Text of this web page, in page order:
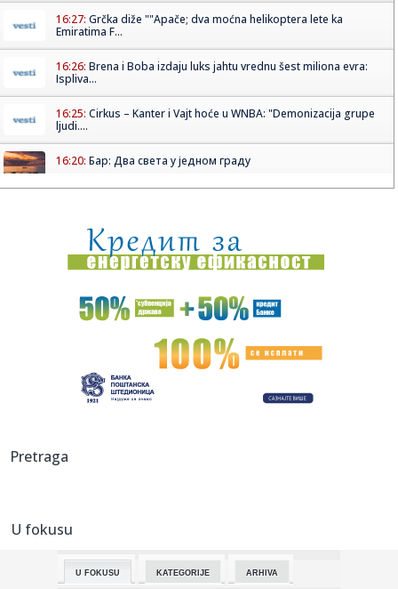
16:27: Grčka diže ""Apače; dva moćna helikoptera lete ka
Emiratima F...
16:26: Brena i Boba izdaju luks jahtu vrednu šest miliona evra:
Ispliva...
16:25: Cirkus – Kanter i Vajt hoće u WNBA: "Demonizacija grupe
ljudi....
16:20: Бар: Два света у једном граду
16:20:Srpkinjama evropska bronza: Emilija, Natalija i Marija
"upucale" ...
16:17:Povrijeđeni motociklista kod Brčkog van životne opasnosti
Drugo veče „Fresh Wave“ festivala spojilo nespojive
16:17:Nada Topčagić iskreno o prolaznosti i najvećem strahu:
dom...
16:17:
16:16:
Mala strelica na instrument tabli koju mnogi vozači
Pretraga
U fokusu
U FOKUSU KATEGORIJE ARHIVA